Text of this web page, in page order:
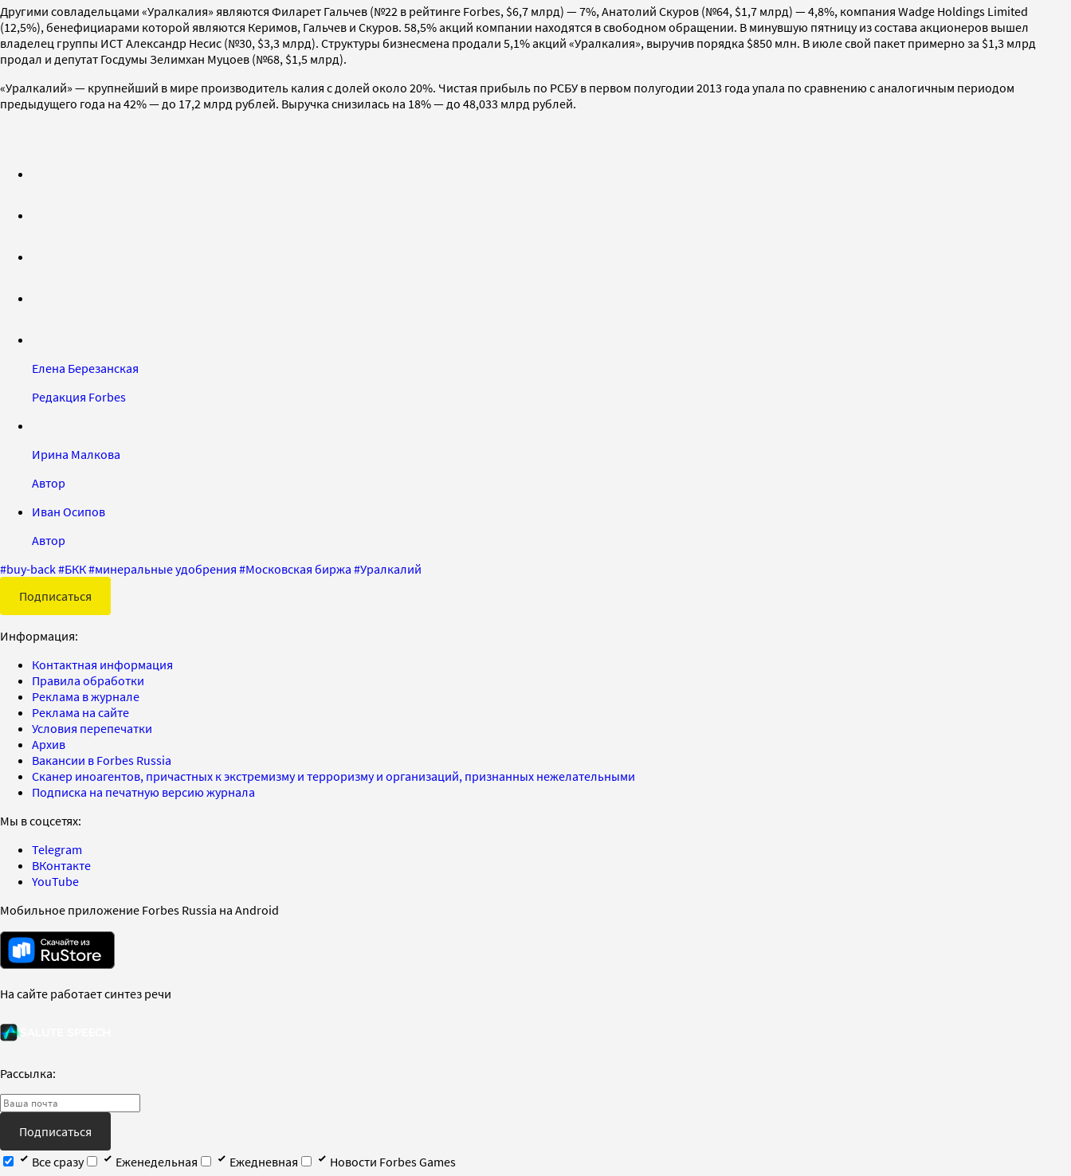
Другими совладельцами «Уралкалия» являются Филарет Гальчев (№22 в рейтинге Forbes, $6,7 млрд) — 7%, Анатолий Скуров (№64, $1,7 млрд) — 4,8%, компания Wadge Holdings Limited
(12,5%), бенефициарами которой являются Керимов, Гальчев и Скуров. 58,5% акций компании находятся в свободном обращении. В минувшую пятницу из состава акционеров вышел
владелец группы ИСТ Александр Несис (№30, $3,3 млрд). Структуры бизнесмена продали 5,1% акций «Уралкалия», выручив порядка $850 млн. В июле свой пакет примерно за $1,3 млрд
продал и депутат Госдумы Зелимхан Муцоев (№68, $1,5 млрд).
«Уралкалий» — крупнейший в мире производитель калия с долей около 20%. Чистая прибыль по РСБУ в первом полугодии 2013 года упала по сравнению с аналогичным периодом
предыдущего года на 42% — до 17,2 млрд рублей. Выручка снизилась на 18% — до 48,033 млрд рублей.
Елена Березанская
Редакция Forbes
Ирина Малкова
Автор
Иван Осипов
Автор
#buy-back#БКК#минеральные удобрения #Московская биржа #Уралкалий
Подписаться
Информация:
Контактная информация
Правила обработки
Реклама в журнале
Реклама на сайте
Условия перепечатки
Архив
Вакансии в Forbes Russia
Сканер иноагентов, причастных к экстремизму и терроризму и организаций, признанных нежелательными
Подписка на печатную версию журнала
Мы в соцсетях:
Telegram
ВКонтакте
YouTube
Мобильное приложение Forbes Russia на Android
На сайте работает синтез речи
Рассылка:
Подписаться
Все сразу
Еженедельная Ежедневная Новости Forbes Games